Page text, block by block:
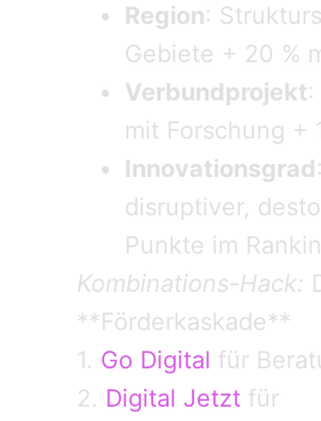
Region:
Gebiete + 20 %
Verbundprojekt
mit Forschung +
Innovationsgrad
disruptiver,
Punkte im
Kombinations-Hack:
**Förderkaskade**
1. Go Digital für
2. Digital Jetztfür